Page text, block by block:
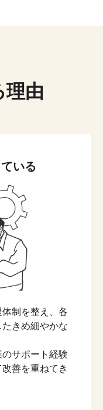
理由
いる
制を整え、各
きめ細やかな
サポート経験
善を重ねてき